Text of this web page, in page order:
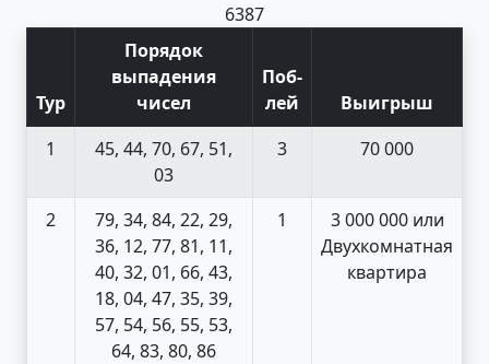
6387
Тур
Порядок
выпадения
чисел
Поб-
лей
Выигрыш
1
45, 44, 70, 67, 51,
03
3 70 000
2
79, 34, 84, 22, 29,
36, 12, 77, 81, 11,
40, 32, 01, 66, 43,
18, 04, 47, 35, 39,
57, 54, 56, 55, 53,
64, 83, 80, 86
1
3 000 000 или
Двухкомнатная
квартира